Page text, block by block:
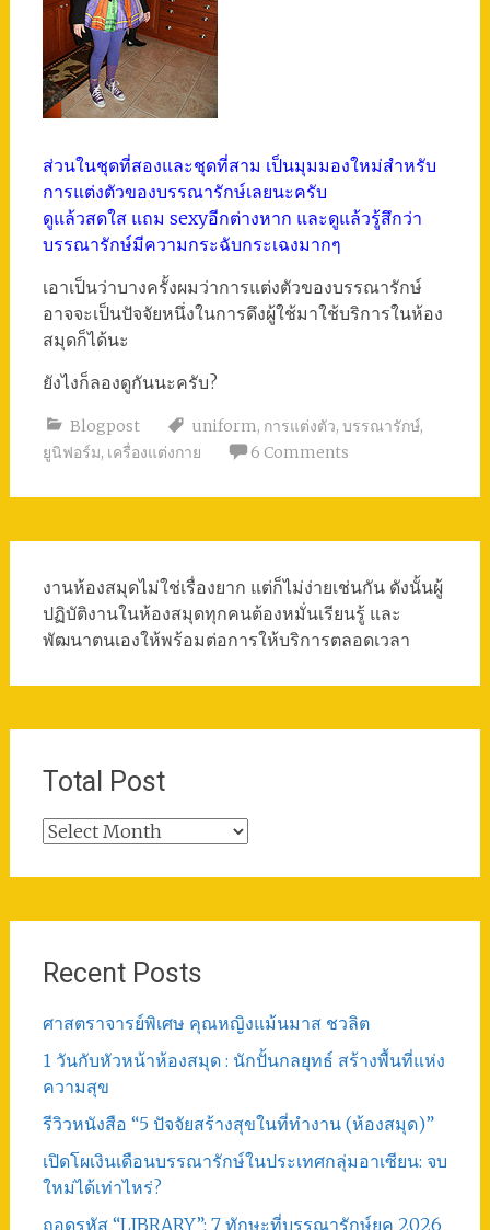
ส่วนในชุดที่สองและชุดที่สาม เป็นมุมมองใหม่สำหรับ
การแต่งตัวของบรรณารักษ์เลยนะครับ
ดูแล้วสดใส แถม sexyอีกต่างหาก และดูแล้วรู้สึกว่า
บรรณารักษ์มีความกระฉับกระเฉงมากๆ
เอาเป็นว่าบางครั้งผมว่าการแต่งตัวของบรรณารักษ์
อาจจะเป็นปัจจัยหนึ่งในการดึงผู้ใช้มาใช้บริการในห้อง
สมุดก็ได้นะ
ยังไงก็ลองดูกันนะครับ?
Blogpost uniform, การแต่งตัว, บรรณารักษ์,
ยูนิฟอร์ม, เครื่องแต่งกาย 6 Comments
งานห้องสมุดไม่ใช่เรื่องยาก แต่ก็ไม่ง่ายเช่นกัน ดังนั้นผู้
ปฏิบัติงานในห้องสมุดทุกคนต้องหมั่นเรียนรู้ และ
พัฒนาตนเองให้พร้อมต่อการให้บริการตลอดเวลา
Total Post
Total
Recent Posts
ศาสตราจารย์พิเศษ คุณหญิงแม้นมาส ชวลิต
1 วันกับหัวหน้าห้องสมุด : นักปั้นกลยุทธ์ สร้างพื้นที่แห่ง
ความสุข
รีวิวหนังสือ “5 ปัจจัยสร้างสุขในที่ทำงาน (ห้องสมุด)”
เปิดโผเงินเดือนบรรณารักษ์ในประเทศกลุ่มอาเซียน: จบ
ใหม่ได้เท่าไหร่?
ถอดรหัส “LIBRARY”: 7 ทักษะที่บรรณารักษ์ยุค 2026